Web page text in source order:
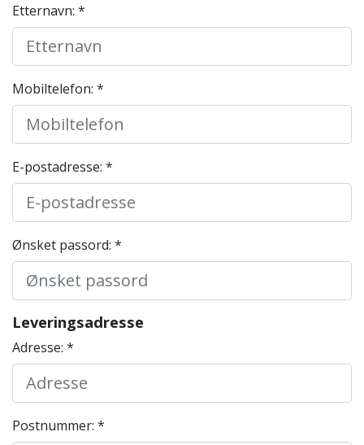
Etternavn: *
Mobiltelefon: *
E-postadresse: *
Ønsket passord: *
Leveringsadresse
Adresse: *
Postnummer: *